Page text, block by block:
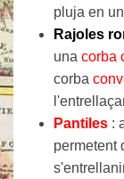
pluja en
Rajoles
una corba
corba
Pantiles :
permetent